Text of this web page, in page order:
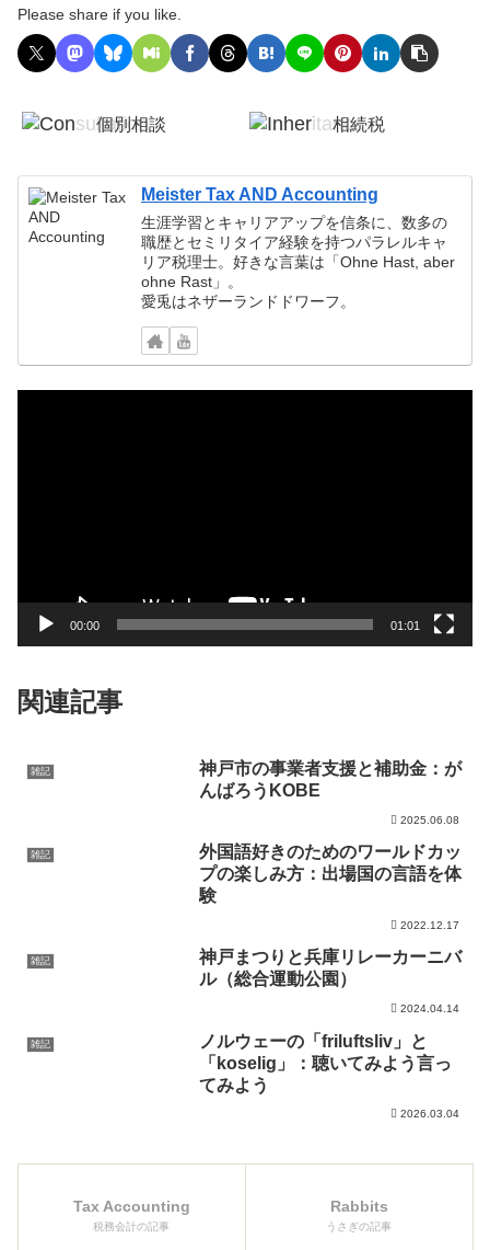
Please share if you like.
個別相談
相続税
Meister Tax AND Accounting
生涯学習とキャリアアップを信条に、数多の
職歴とセミリタイア経験を持つパラレルキャ
リア税理士。好きな言葉は「Ohne Hast, aber
ohne Rast」。
愛兎はネザーランドドワーフ。
00:00 01:01
関連記事
雑記
神戸市の事業者支援と補助金：が
んばろうKOBE
2025.06.08
雑記
外国語好きのためのワールドカッ
プの楽しみ方：出場国の言語を体
験
2022.12.17
雑記
神戸まつりと兵庫リレーカーニバ
ル（総合運動公園）
2024.04.14
雑記
ノルウェーの「friluftsliv」と
「koselig」：聴いてみよう言っ
てみよう
2026.03.04
Tax Accounting
税務会計の記事
Rabbits
うさぎの記事